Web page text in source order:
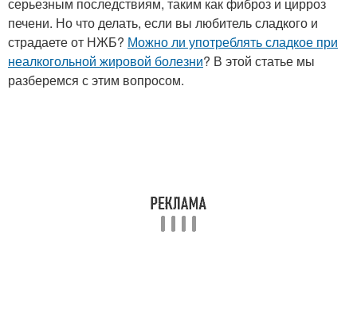
печени. Но что делать, если вы любитель сладкого и
страдаете от НЖБ? Можно ли употреблять сладкое при
неалкогольной жировой болезни? В этой статье мы
разберемся с этим вопросом.